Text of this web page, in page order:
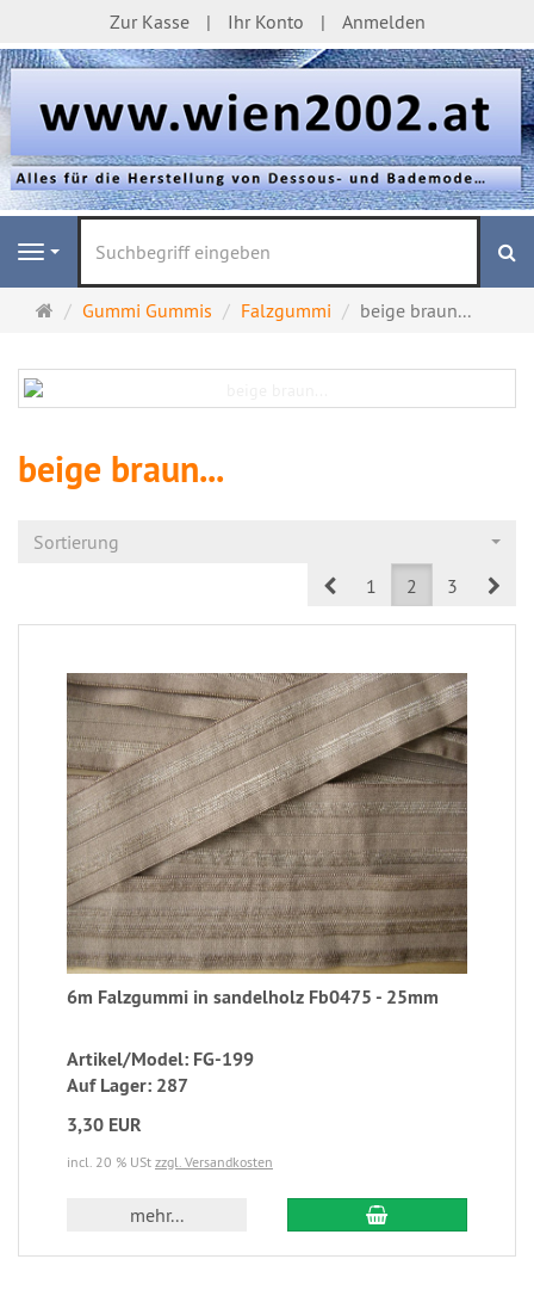
Zur Kasse Ihr Konto Anmelden
Navigation
Startseite
Gummi Gummis Falzgummi beige braun...
beige braun...
Sortierung
Prev1 2 3
6m Falzgummi in sandelholz Fb0475 - 25mm
Artikel/Model: FG-199
Auf Lager: 287
3,30 EUR
incl. 20 % USt zzgl. Versandkosten
mehr...